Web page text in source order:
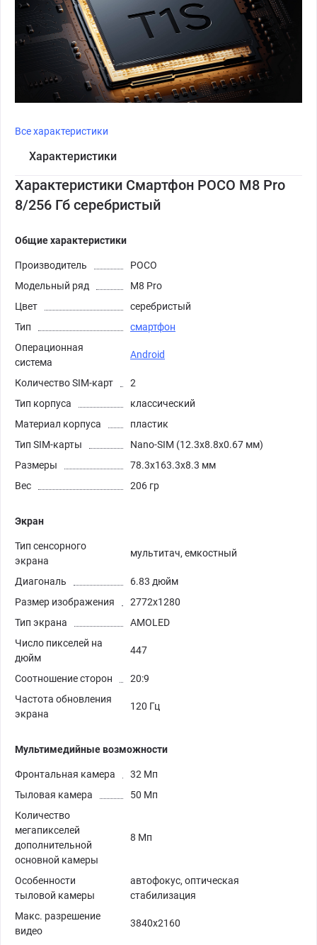
Все характеристики
Характеристики
Характеристики Смартфон POCO M8 Pro
8/256 Гб серебристый
Общие характеристики
Производитель
POCO
Модельный ряд
M8 Pro
Цвет
серебристый
Тип
смартфон
Операционная
система
Android
Количество SIM-карт
2
Тип корпуса
классический
Материал корпуса
пластик
Тип SIM-карты
Nano-SIM (12.3x8.8x0.67 мм)
Размеры
78.3x163.3x8.3 мм
Вес
206 гр
Экран
Тип сенсорного
экрана
мультитач, емкостный
Диагональ
6.83 дюйм
Размер изображения
2772x1280
Тип экрана
AMOLED
Число пикселей на
дюйм
447
Соотношение сторон
20:9
Частота обновления
экрана
120 Гц
Мультимедийные возможности
Фронтальная камера
32 Мп
Тыловая камера
50 Мп
Количество
мегапикселей
дополнительной
основной камеры
8 Мп
Особенности
тыловой камеры
автофокус, оптическая
стабилизация
Макс. разрешение
видео
3840x2160